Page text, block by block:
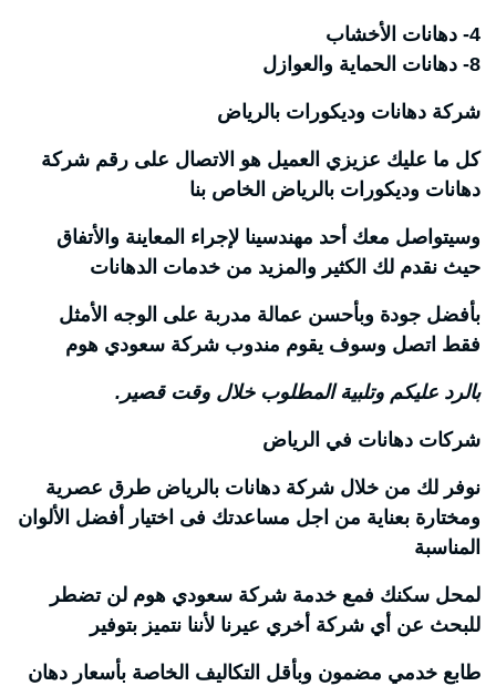
4- دهانات الأخشاب
8- دهانات الحماية والعوازل
شركة دهانات وديكورات بالرياض
كل ما عليك عزيزي العميل هو الاتصال على رقم شركة
دهانات وديكورات بالرياض الخاص بنا
وسيتواصل معك أحد مهندسينا لإجراء المعاينة والأتفاق
حيث نقدم لك الكثير والمزيد من خدمات الدهانات
بأفضل جودة وبأحسن عمالة مدربة على الوجه الأمثل
فقط اتصل وسوف يقوم مندوب شركة سعودي هوم
بالرد عليكم وتلبية المطلوب خلال وقت قصير.
شركات دهانات في الرياض
نوفر لك من خلال شركة دهانات بالرياض طرق عصرية
ومختارة بعناية من اجل مساعدتك فى اختيار أفضل الألوان
المناسبة
لمحل سكنك فمع خدمة شركة سعودي هوم لن تضطر
للبحث عن أي شركة أخري عيرنا لأننا نتميز بتوفير
طابع خدمي مضمون وبأقل التكاليف الخاصة بأسعار دهان